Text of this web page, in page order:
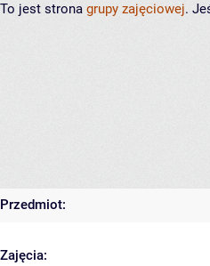
To jest strona grupy zajęciowej.
Przedmiot:
Zajęcia: